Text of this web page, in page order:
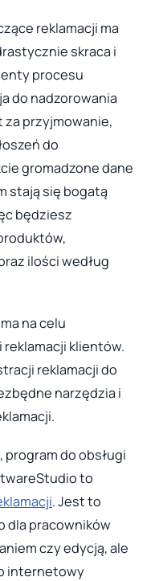
reklamacji ma
skraca i
procesu
do nadzorowania
przyjmowanie,
do
gromadzone dane
stają się bogatą
będziesz
ilości według
ma na celu
klientów.
reklamacji do
narzędzia i
program do obsługi
to
. Jest to
dla pracowników
czy edycją, ale
internetowy